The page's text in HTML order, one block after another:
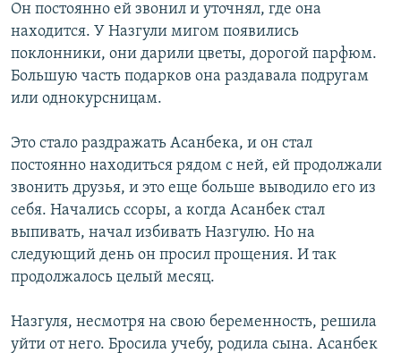
Он постоянно ей звонил и уточнял, где она
находится. У Назгули мигом появились
поклонники, они дарили цветы, дорогой парфюм.
Большую часть подарков она раздавала подругам
или однокурсницам.
Это стало раздражать Асанбека, и он стал
постоянно находиться рядом с ней, ей продолжали
звонить друзья, и это еще больше выводило его из
себя. Начались ссоры, а когда Асанбек стал
выпивать, начал избивать Назгулю. Но на
следующий день он просил прощения. И так
продолжалось целый месяц.
Назгуля, несмотря на свою беременность, решила
уйти от него. Бросила учебу, родила сына. Асанбек